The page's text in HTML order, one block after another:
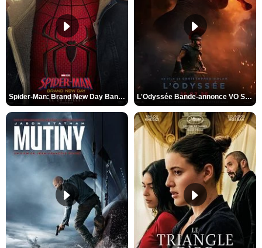
Spider-Man: Brand New Day Bande-annonce VO STFR L'Odyssée Bande-annonce VO STFR